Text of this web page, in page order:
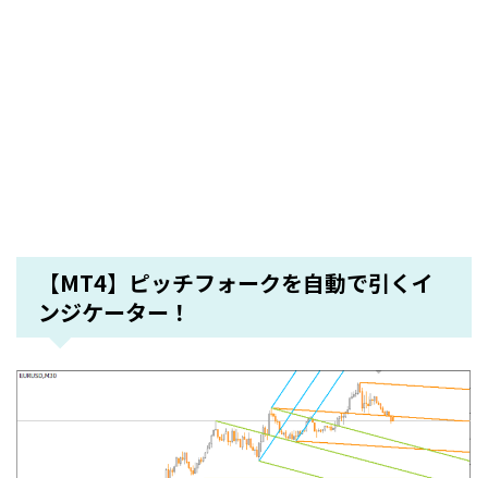
【MT4】ピッチフォークを自動で引くイ
ンジケーター！